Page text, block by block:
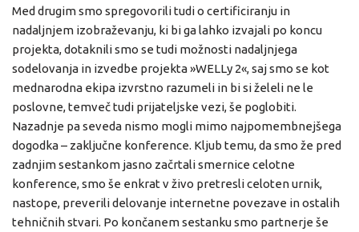
Med drugim smo spregovorili tudi o certificiranju in
nadaljnjem izobraževanju, ki bi ga lahko izvajali po koncu
projekta, dotaknili smo se tudi možnosti nadaljnjega
sodelovanja in izvedbe projekta »WELLy 2«, saj smo se kot
mednarodna ekipa izvrstno razumeli in bi si želeli ne le
poslovne, temveč tudi prijateljske vezi, še poglobiti.
Nazadnje pa seveda nismo mogli mimo najpomembnejšega
dogodka – zaključne konference. Kljub temu, da smo že pred
zadnjim sestankom jasno začrtali smernice celotne
konference, smo še enkrat v živo pretresli celoten urnik,
nastope, preverili delovanje internetne povezave in ostalih
tehničnih stvari. Po končanem sestanku smo partnerje še